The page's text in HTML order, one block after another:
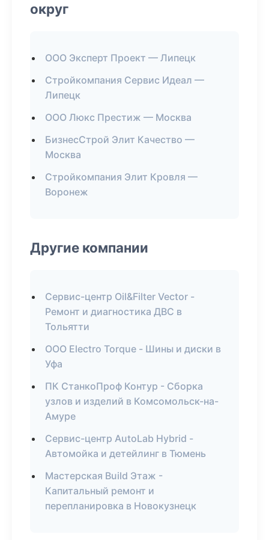
округ
ООО Эксперт Проект — Липецк
Стройкомпания Сервис Идеал —
Липецк
ООО Люкс Престиж — Москва
БизнесСтрой Элит Качество —
Москва
Стройкомпания Элит Кровля —
Воронеж
Другие компании
Сервис-центр Oil&Filter Vector -
Ремонт и диагностика ДВС в
Тольятти
ООО Electro Torque - Шины и диски в
Уфа
ПК СтанкоПроф Контур - Сборка
узлов и изделий в Комсомольск-на-
Амуре
Сервис-центр AutoLab Hybrid -
Автомойка и детейлинг в Тюмень
Мастерская Build Этаж -
Капитальный ремонт и
перепланировка в Новокузнецк